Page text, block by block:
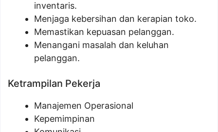
inventaris.
Menjaga kebersihan dan kerapian toko.
Memastikan kepuasan pelanggan.
Menangani masalah dan keluhan
pelanggan.
Ketrampilan Pekerja
Manajemen Operasional
Kepemimpinan